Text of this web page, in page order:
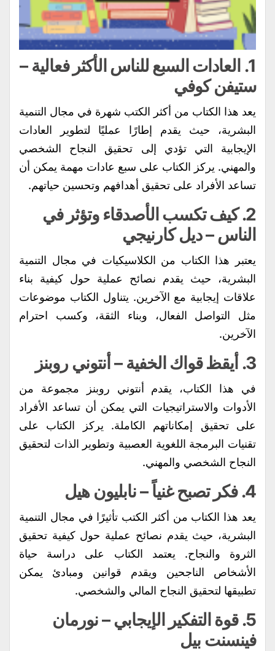
1. العادات السبع للناس الأكثر فعالية –
ستيفن كوفي
يعد هذا الكتاب من أكثر الكتب شهرة في مجال التنمية
البشرية، حيث يقدم إطارًا عمليًا لتطوير العادات
الإيجابية التي تؤدي إلى تحقيق النجاح الشخصي
والمهني. يركز الكتاب على سبع عادات مهمة يمكن أن
تساعد الأفراد على تحقيق أهدافهم وتحسين حياتهم.
2. كيف تكسب الأصدقاء وتؤثر في
الناس– ديل كارنيجي
يعتبر هذا الكتاب من الكلاسيكيات في مجال التنمية
البشرية، حيث يقدم نصائح عملية حول كيفية بناء
علاقات إيجابية مع الآخرين. يتناول الكتاب موضوعات
مثل التواصل الفعال، وبناء الثقة، وكسب احترام
الآخرين.
3. أيقظ قواك الخفية – أنتوني روبنز
في هذا الكتاب، يقدم أنتوني روبنز مجموعة من
الأدوات والاستراتيجيات التي يمكن أن تساعد الأفراد
على تحقيق إمكاناتهم الكاملة. يركز الكتاب على
تقنيات البرمجة اللغوية العصبية وتطوير الذات لتحقيق
النجاح الشخصي والمهني.
4. فكر تصبح غنياً – نابليون هيل
يعد هذا الكتاب من أكثر الكتب تأثيرًا في مجال التنمية
البشرية، حيث يقدم نصائح عملية حول كيفية تحقيق
الثروة والنجاح. يعتمد الكتاب على دراسة حياة
الأشخاص الناجحين ويقدم قوانين ومبادئ يمكن
تطبيقها لتحقيق النجاح المالي والشخصي.
5. قوة التفكير الإيجابي– نورمان
فينسنت بيل